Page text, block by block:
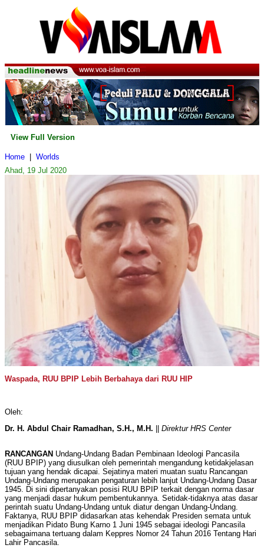
View Full Version
Home
Worlds
Ahad, 19 Jul 2020
Waspada, RUU BPIP Lebih Berbahaya dari RUU HIP
Oleh:
Dr. H. Abdul Chair Ramadhan, S.H., M.H.
Direktur HRS Center
RANCANGAN Undang-Undang Badan Pembinaan Ideologi Pancasila
(RUU BPIP) yang diusulkan oleh pemerintah mengandung ketidakjelasan
tujuan yang hendak dicapai. Sejatinya materi muatan suatu Rancangan
Undang-Undang merupakan pengaturan lebih lanjut Undang-Undang Dasar
1945. Di sini dipertanyakan posisi RUU BPIP terkait dengan norma dasar
yang menjadi dasar hukum pembentukannya. Setidak-tidaknya atas dasar
perintah suatu Undang-Undang untuk diatur dengan Undang-Undang.
Faktanya, RUU BPIP didasarkan atas kehendak Presiden semata untuk
menjadikan Pidato Bung Karno 1 Juni 1945 sebagai ideologi Pancasila
sebagaimana tertuang dalam Keppres Nomor 24 Tahun 2016 Tentang Hari
Lahir Pancasila.